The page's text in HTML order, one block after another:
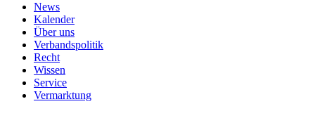
News
Kalender
Über uns
Verbandspolitik
Recht
Wissen
Service
Vermarktung